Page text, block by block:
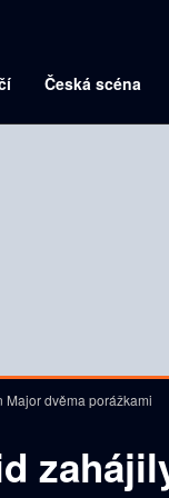
Česká scéna
Major dvěma porážkami